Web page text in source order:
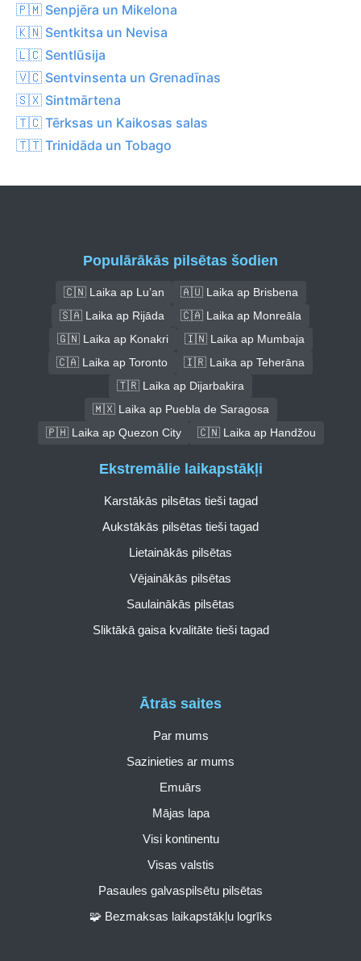
🇵🇲 Senpjēra un Mikelona
🇰🇳 Sentkitsa un Nevisa
🇱🇨 Sentlūsija
🇻🇨 Sentvinsenta un Grenadīnas
🇸🇽 Sintmārtena
🇹🇨 Tērksas un Kaikosas salas
🇹🇹 Trinidāda un Tobago
Populārākās pilsētas šodien
🇨🇳 Laika ap Lu’an
🇦🇺 Laika ap Brisbena
🇸🇦 Laika ap Rijāda
🇨🇦 Laika ap Monreāla
🇬🇳 Laika ap Konakri
🇮🇳 Laika ap Mumbaja
🇨🇦 Laika ap Toronto
🇮🇷 Laika ap Teherāna
🇹🇷 Laika ap Dijarbakira
🇲🇽 Laika ap Puebla de Saragosa
🇵🇭 Laika ap Quezon City
🇨🇳 Laika ap Handžou
Ātrās saites
Par mums
Sazinieties ar mums
Emuārs
Mājas lapa
Visi kontinentu
Visas valstis
Pasaules galvaspilsētu pilsētas
🧩 Bezmaksas laikapstākļu logrīks
Ekstremālie laikapstākļi
Karstākās pilsētas tieši tagad
Aukstākās pilsētas tieši tagad
Lietainākās pilsētas
Vējainākās pilsētas
Saulainākās pilsētas
Sliktākā gaisa kvalitāte tieši tagad